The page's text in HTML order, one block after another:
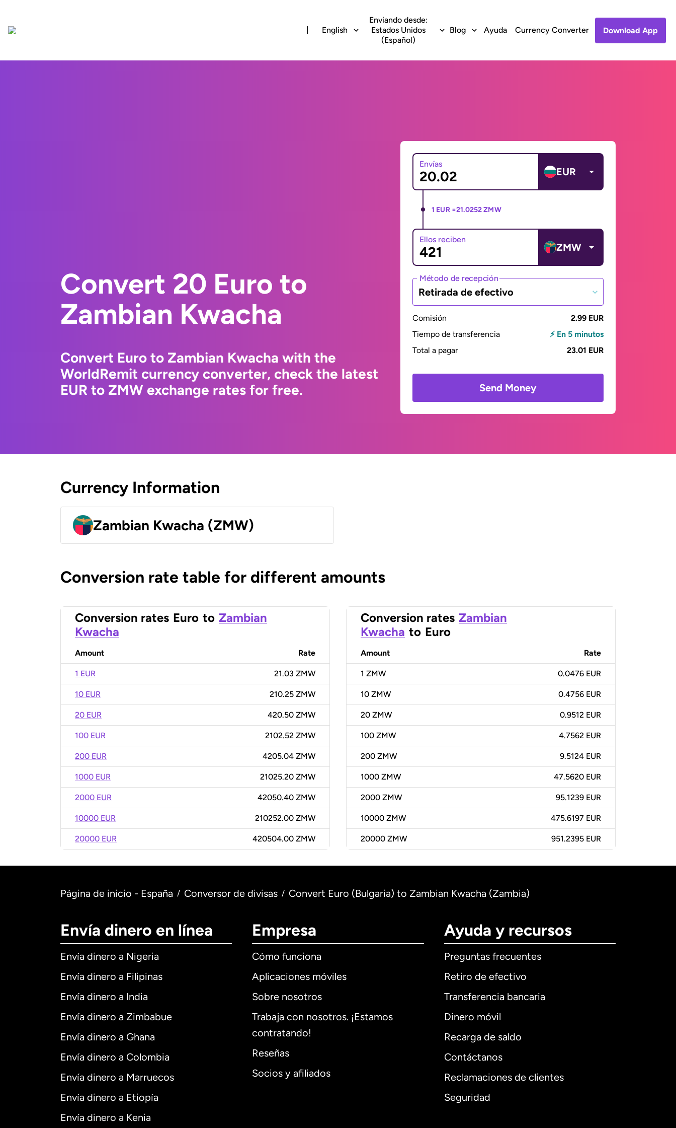
English
Enviando desde:
Estados Unidos
(Español)
Blog Ayuda Currency Converter Download App
Convert 20 Euro to
Zambian Kwacha
Convert Euro to Zambian Kwacha with the
WorldRemit currency converter, check the latest
EUR to ZMW exchange rates for free.
Envías
EUR
1 EUR =21.0252 ZMW
Ellos reciben
ZMW
Método de recepción
Retirada de efectivo
Comisión
2.99 EUR
Tiempo de transferencia
⚡ En 5 minutos
Total a pagar
23.01 EUR
Send Money
Currency Information
Zambian Kwacha (ZMW)
Conversion rate table for different amounts
Conversion rates Euro to Zambian
Kwacha
Amount Rate
1 EUR 21.03 ZMW
10 EUR 210.25 ZMW
20 EUR 420.50 ZMW
100 EUR 2102.52 ZMW
200 EUR 4205.04 ZMW
1000 EUR 21025.20 ZMW
2000 EUR 42050.40 ZMW
10000 EUR 210252.00 ZMW
20000 EUR 420504.00 ZMW
Conversion rates Zambian
Kwacha to Euro
Amount Rate
1 ZMW 0.0476 EUR
10 ZMW 0.4756 EUR
20 ZMW 0.9512 EUR
100 ZMW 4.7562 EUR
200 ZMW 9.5124 EUR
1000 ZMW 47.5620 EUR
2000 ZMW 95.1239 EUR
10000 ZMW 475.6197 EUR
20000 ZMW 951.2395 EUR
Página de inicio - España / Conversor de divisas / Convert Euro (Bulgaria) to Zambian Kwacha (Zambia)
Envía dinero en línea
Envía dinero a Nigeria
Envía dinero a Filipinas
Envía dinero a India
Envía dinero a Zimbabue
Envía dinero a Ghana
Envía dinero a Colombia
Envía dinero a Marruecos
Envía dinero a Etiopía
Envía dinero a Kenia
Empresa
Cómo funciona
Aplicaciones móviles
Sobre nosotros
Trabaja con nosotros. ¡Estamos
contratando!
Reseñas
Socios y afiliados
Ayuda y recursos
Preguntas frecuentes
Retiro de efectivo
Transferencia bancaria
Dinero móvil
Recarga de saldo
Contáctanos
Reclamaciones de clientes
Seguridad